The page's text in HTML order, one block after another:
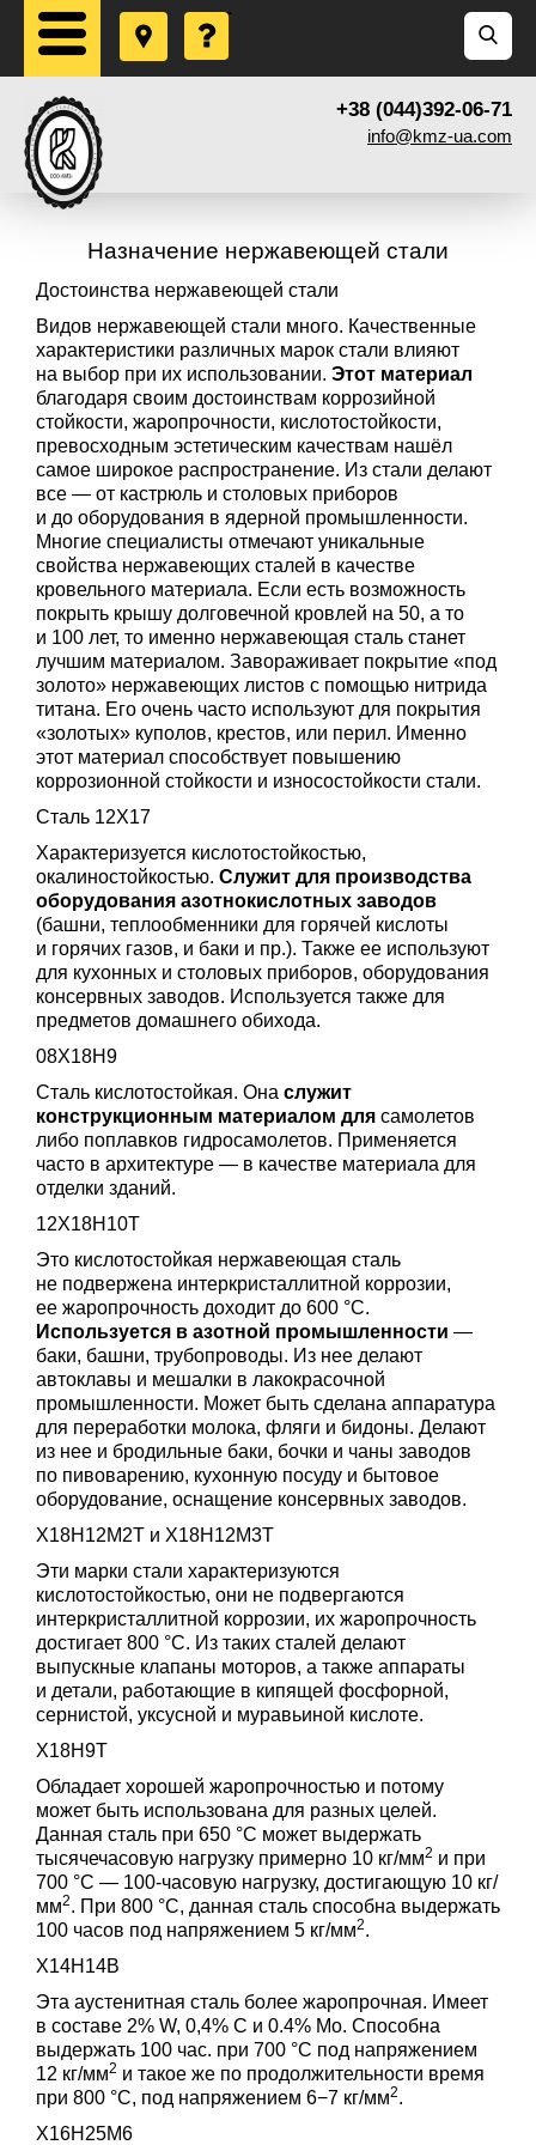
+38 (044)392-06-71
info@kmz-ua.com
Назначение нержавеющей стали
Достоинства нержавеющей стали
Видов нержавеющей стали много. Качественные
характеристики различных марок стали влияют
на выбор при их использовании. Этот материал
благодаря своим достоинствам коррозийной
стойкости, жаропрочности, кислотостойкости,
превосходным эстетическим качествам нашёл
самое широкое распространение. Из стали делают
все — от кастрюль и столовых приборов
и до оборудования в ядерной промышленности.
Многие специалисты отмечают уникальные
свойства нержавеющих сталей в качестве
кровельного материала. Если есть возможность
покрыть крышу долговечной кровлей на 50, а то
и 100 лет, то именно нержавеющая сталь станет
лучшим материалом. Завораживает покрытие «под
золото» нержавеющих листов с помощью нитрида
титана. Его очень часто используют для покрытия
«золотых» куполов, крестов, или перил. Именно
этот материал способствует повышению
коррозионной стойкости и износостойкости стали.
Сталь 12Х17
Характеризуется кислотостойкостью,
окалиностойкостью. Служит для производства
оборудования азотнокислотных заводов
(башни, теплообменники для горячей кислоты
и горячих газов, и баки и пр.). Также ее используют
для кухонных и столовых приборов, оборудования
консервных заводов. Используется также для
предметов домашнего обихода.
08Х18Н9
Сталь кислотостойкая. Она служит
конструкционным материалом для самолетов
либо поплавков гидросамолетов. Применяется
часто в архитектуре — в качестве материала для
отделки зданий.
12Х18Н10Т
Это кислотостойкая нержавеющая сталь
не подвержена интеркристаллитной коррозии,
ее жаропрочность доходит до 600 °C.
Используется в азотной промышленности —
баки, башни, трубопроводы. Из нее делают
автоклавы и мешалки в лакокрасочной
промышленности. Может быть сделана аппаратура
для переработки молока, фляги и бидоны. Делают
из нее и бродильные баки, бочки и чаны заводов
по пивоварению, кухонную посуду и бытовое
оборудование, оснащение консервных заводов.
Х18Н12М2Т и Х18Н12М3Т
Эти марки стали характеризуются
кислотостойкостью, они не подвергаются
интеркристаллитной коррозии, их жаропрочность
достигает 800 °C. Из таких сталей делают
выпускные клапаны моторов, а также аппараты
и детали, работающие в кипящей фосфорной,
сернистой, уксусной и муравьиной кислоте.
Х18Н9Т
Обладает хорошей жаропрочностью и потому
может быть использована для разных целей.
Данная сталь при 650 °C может выдержать
тысячечасовую нагрузку примерно 10 кг/мм2 и при
700 °C — 100-часовую нагрузку, достигающую 10 кг/
мм2. При 800 °C, данная сталь способна выдержать
100 часов под напряжением 5 кг/мм2.
Х14Н14В
Эта аустенитная сталь более жаропрочная. Имеет
в составе 2% W, 0,4% С и 0.4% Мо. Способна
выдержать 100 час. при 700 °C под напряжением
12 кг/мм2 и такое же по продолжительности время
при 800 °C, под напряжением 6−7 кг/мм2.
Х16Н25М6